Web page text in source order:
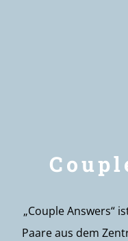
„Couple Answers“
Paare aus dem